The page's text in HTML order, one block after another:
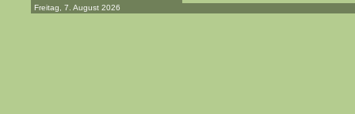
Freitag, 7. August 2026